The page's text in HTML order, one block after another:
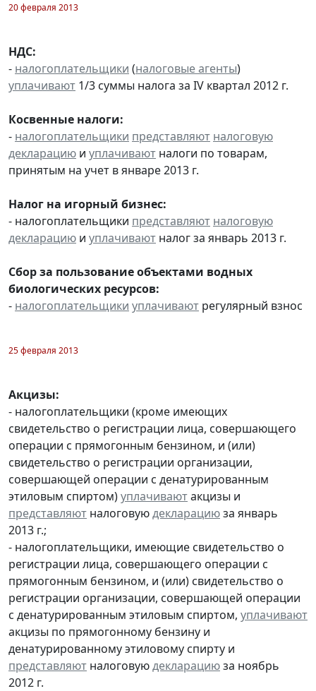
20 февраля 2013
НДС:
- налогоплательщики (налоговые агенты)
уплачивают 1/3 суммы налога за IV квартал 2012 г.
Косвенные налоги:
- налогоплательщики представляют налоговую
декларацию и уплачивают налоги по товарам,
принятым на учет в январе 2013 г.
Налог на игорный бизнес:
- налогоплательщики представляют налоговую
декларацию и уплачивают налог за январь 2013 г.
Сбор за пользование объектами водных
биологических ресурсов:
- налогоплательщики уплачивают регулярный взнос
25 февраля 2013
Акцизы:
- налогоплательщики (кроме имеющих
свидетельство о регистрации лица, совершающего
операции с прямогонным бензином, и (или)
свидетельство о регистрации организации,
совершающей операции с денатурированным
этиловым спиртом)уплачиваютакцизы и
представляют налоговуюдекларациюза январь
2013 г.;
- налогоплательщики, имеющие свидетельство о
регистрации лица, совершающего операции с
прямогонным бензином, и (или) свидетельство о
регистрации организации, совершающей операции
с денатурированным этиловым спиртом, уплачивают
акцизы по прямогонному бензину и
денатурированному этиловому спирту и
представляют налоговуюдекларациюза ноябрь
2012 г.